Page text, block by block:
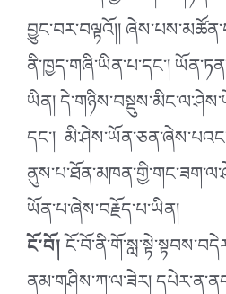
བྱུང་བར་བལྟའོ།།
ནི་ཁྱད་གཞི་ཡིན་པ་དང་།
ཡིན།
དང་།
ཡོན་པ་ཞེས་བརྗོད་པ་ཡིན།
ངོ་བོ།